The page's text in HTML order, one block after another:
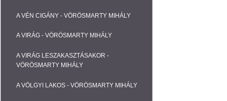
A VÉN CIGÁNY - VÖRÖSMARTY MIHÁLY
A VIRÁG - VÖRÖSMARTY MIHÁLY
A VIRÁG LESZAKASZTÁSAKOR -
VÖRÖSMARTY MIHÁLY
A VÖLGYI LAKOS - VÖRÖSMARTY MIHÁLY